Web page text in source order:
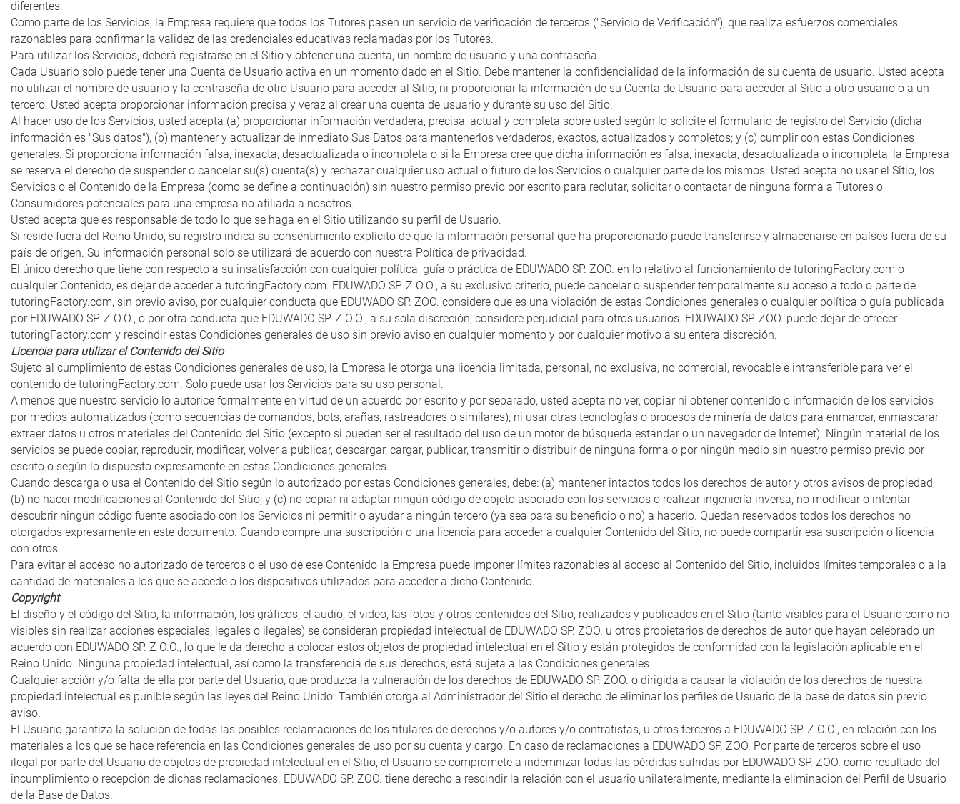
diferentes.
Como parte de los Servicios, la Empresa requiere que todos los Tutores pasen un servicio de verificación de terceros ("Servicio de Verificación"), que realiza esfuerzos comerciales
razonables para confirmar la validez de las credenciales educativas reclamadas por los Tutores.
Para utilizar los Servicios, deberá registrarse en el Sitio y obtener una cuenta, un nombre de usuario y una contraseña.
Cada Usuario solo puede tener una Cuenta de Usuario activa en un momento dado en el Sitio. Debe mantener la confidencialidad de la información de su cuenta de usuario. Usted acepta
no utilizar el nombre de usuario y la contraseña de otro Usuario para acceder al Sitio, ni proporcionar la información de su Cuenta de Usuario para acceder al Sitio a otro usuario o a un
tercero. Usted acepta proporcionar información precisa y veraz al crear una cuenta de usuario y durante su uso del Sitio.
Al hacer uso de los Servicios, usted acepta (a) proporcionar información verdadera, precisa, actual y completa sobre usted según lo solicite el formulario de registro del Servicio (dicha
información es "Sus datos"), (b) mantener y actualizar de inmediato Sus Datos para mantenerlos verdaderos, exactos, actualizados y completos; y (c) cumplir con estas Condiciones
generales. Si proporciona información falsa, inexacta, desactualizada o incompleta o si la Empresa cree que dicha información es falsa, inexacta, desactualizada o incompleta, la Empresa
se reserva el derecho de suspender o cancelar su(s) cuenta(s) y rechazar cualquier uso actual o futuro de los Servicios o cualquier parte de los mismos. Usted acepta no usar el Sitio, los
Servicios o el Contenido de la Empresa (como se define a continuación) sin nuestro permiso previo por escrito para reclutar, solicitar o contactar de ninguna forma a Tutores o
Consumidores potenciales para una empresa no afiliada a nosotros.
Usted acepta que es responsable de todo lo que se haga en el Sitio utilizando su perfil de Usuario.
Si reside fuera del Reino Unido, su registro indica su consentimiento explícito de que la información personal que ha proporcionado puede transferirse y almacenarse en países fuera de su
país de origen. Su información personal solo se utilizará de acuerdo con nuestra Política de privacidad.
El único derecho que tiene con respecto a su insatisfacción con cualquier política, guía o práctica de EDUWADO SP. ZOO. en lo relativo al funcionamiento de tutoringFactory.com o
cualquier Contenido, es dejar de acceder a tutoringFactory.com. EDUWADO SP. Z O.O., a su exclusivo criterio, puede cancelar o suspender temporalmente su acceso a todo o parte de
tutoringFactory.com, sin previo aviso, por cualquier conducta que EDUWADO SP. ZOO. considere que es una violación de estas Condiciones generales o cualquier política o guía publicada
por EDUWADO SP. Z O.O., o por otra conducta que EDUWADO SP. Z O.O., a su sola discreción, considere perjudicial para otros usuarios. EDUWADO SP. ZOO. puede dejar de ofrecer
tutoringFactory.com y rescindir estas Condiciones generales de uso sin previo aviso en cualquier momento y por cualquier motivo a su entera discreción.
Licencia para utilizar el Contenido del Sitio
Sujeto al cumplimiento de estas Condiciones generales de uso, la Empresa le otorga una licencia limitada, personal, no exclusiva, no comercial, revocable e intransferible para ver el
contenido de tutoringFactory.com. Solo puede usar los Servicios para su uso personal.
A menos que nuestro servicio lo autorice formalmente en virtud de un acuerdo por escrito y por separado, usted acepta no ver, copiar ni obtener contenido o información de los servicios
por medios automatizados (como secuencias de comandos, bots, arañas, rastreadores o similares), ni usar otras tecnologías o procesos de minería de datos para enmarcar, enmascarar,
extraer datos u otros materiales del Contenido del Sitio (excepto si pueden ser el resultado del uso de un motor de búsqueda estándar o un navegador de Internet). Ningún material de los
servicios se puede copiar, reproducir, modificar, volver a publicar, descargar, cargar, publicar, transmitir o distribuir de ninguna forma o por ningún medio sin nuestro permiso previo por
escrito o según lo dispuesto expresamente en estas Condiciones generales.
Cuando descarga o usa el Contenido del Sitio según lo autorizado por estas Condiciones generales, debe: (a) mantener intactos todos los derechos de autor y otros avisos de propiedad;
(b) no hacer modificaciones al Contenido del Sitio; y (c) no copiar ni adaptar ningún código de objeto asociado con los servicios o realizar ingeniería inversa, no modificar o intentar
descubrir ningún código fuente asociado con los Servicios ni permitir o ayudar a ningún tercero (ya sea para su beneficio o no) a hacerlo. Quedan reservados todos los derechos no
otorgados expresamente en este documento. Cuando compre una suscripción o una licencia para acceder a cualquier Contenido del Sitio, no puede compartir esa suscripción o licencia
con otros.
Para evitar el acceso no autorizado de terceros o el uso de ese Contenido la Empresa puede imponer límites razonables al acceso al Contenido del Sitio, incluidos límites temporales o a la
cantidad de materiales a los que se accede o los dispositivos utilizados para acceder a dicho Contenido.
Copyright
El diseño y el código del Sitio, la información, los gráficos, el audio, el video, las fotos y otros contenidos del Sitio, realizados y publicados en el Sitio (tanto visibles para el Usuario como no
visibles sin realizar acciones especiales, legales o ilegales) se consideran propiedad intelectual de EDUWADO SP. ZOO. u otros propietarios de derechos de autor que hayan celebrado un
acuerdo con EDUWADO SP. Z O.O., lo que le da derecho a colocar estos objetos de propiedad intelectual en el Sitio y están protegidos de conformidad con la legislación aplicable en el
Reino Unido. Ninguna propiedad intelectual, así como la transferencia de sus derechos, está sujeta a las Condiciones generales.
Cualquier acción y/o falta de ella por parte del Usuario, que produzca la vulneración de los derechos de EDUWADO SP. ZOO. o dirigida a causar la violación de los derechos de nuestra
propiedad intelectual es punible según las leyes del Reino Unido. También otorga al Administrador del Sitio el derecho de eliminar los perfiles de Usuario de la base de datos sin previo
aviso.
El Usuario garantiza la solución de todas las posibles reclamaciones de los titulares de derechos y/o autores y/o contratistas, u otros terceros a EDUWADO SP. Z O.O., en relación con los
materiales a los que se hace referencia en las Condiciones generales de uso por su cuenta y cargo. En caso de reclamaciones a EDUWADO SP. ZOO. Por parte de terceros sobre el uso
ilegal por parte del Usuario de objetos de propiedad intelectual en el Sitio, el Usuario se compromete a indemnizar todas las pérdidas sufridas por EDUWADO SP. ZOO. como resultado del
incumplimiento o recepción de dichas reclamaciones. EDUWADO SP. ZOO. tiene derecho a rescindir la relación con el usuario unilateralmente, mediante la eliminación del Perfil de Usuario
de la Base de Datos.